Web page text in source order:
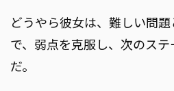
どうやら彼女は、難しい問
で、弱点を克服し、次のス
だ。